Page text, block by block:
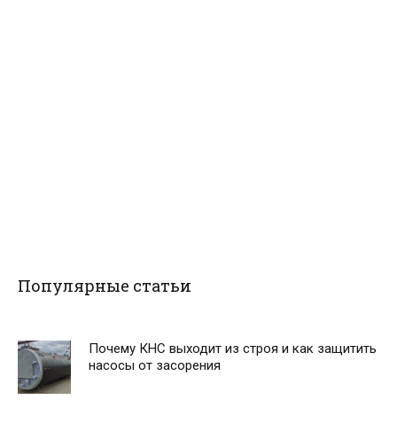
Популярные статьи
Почему КНС выходит из строя и как защитить
насосы от засорения